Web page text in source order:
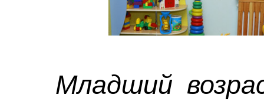
Младший